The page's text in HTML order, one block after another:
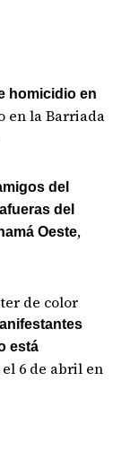
homicidio en
en la Barriada
del
del
Oeste,
de color
está
6 de abril en